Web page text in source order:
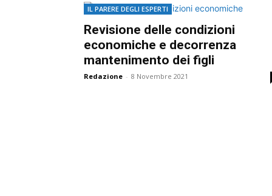
IL PARERE DEGLI ESPERTI
Revisione delle condizioni
economiche e decorrenza
mantenimento dei figli
Redazione - 8 Novembre 2021